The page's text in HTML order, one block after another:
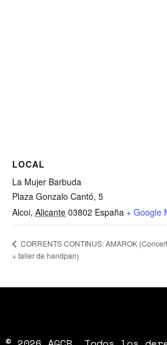
LOCAL
La Mujer Barbuda
Plaza Gonzalo Cantó, 5
Alcoi, Alicante 03802 España + Google
CORRENTS CONTINUS: AMAROK (Concert
+ taller de handpan)